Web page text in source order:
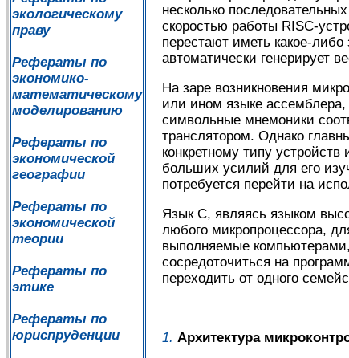
экологическому
праву
Рефераты по
экономико-
математическому
моделированию
Рефераты по
экономической
географии
Рефераты по
экономической
теории
Рефераты по
этике
Рефераты по
юриспруденции
несколько
скоростью работы RISC-
перестают иметь какое-
автоматически генерирует
На заре возникновения
или ином языке ассемблера,
символьные мнемоники
транслятором. Однако
конкретному типу
больших усилий для его
потребуется перейти на
Язык С, являясь языком
любого микропроцессора,
выполняемые
сосредоточиться на
переходить от одного
1. Архитектура